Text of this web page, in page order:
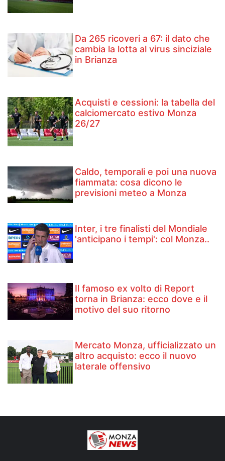
Da 265 ricoveri a 67: il dato che
cambia la lotta al virus sinciziale
in Brianza
Acquisti e cessioni: la tabella del
calciomercato estivo Monza
26/27
Caldo, temporali e poi una nuova
fiammata: cosa dicono le
previsioni meteo a Monza
Inter, i tre finalisti del Mondiale
'anticipano i tempi': col Monza..
Il famoso ex volto di Report
torna in Brianza: ecco dove e il
motivo del suo ritorno
Mercato Monza, ufficializzato un
altro acquisto: ecco il nuovo
laterale offensivo